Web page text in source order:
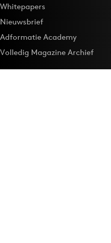
Whitepapers
Nieuwsbrief
Adformatie Academy
Volledig Magazine Archief